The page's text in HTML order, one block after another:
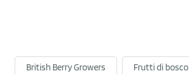
British Berry Growers Frutti di bosco